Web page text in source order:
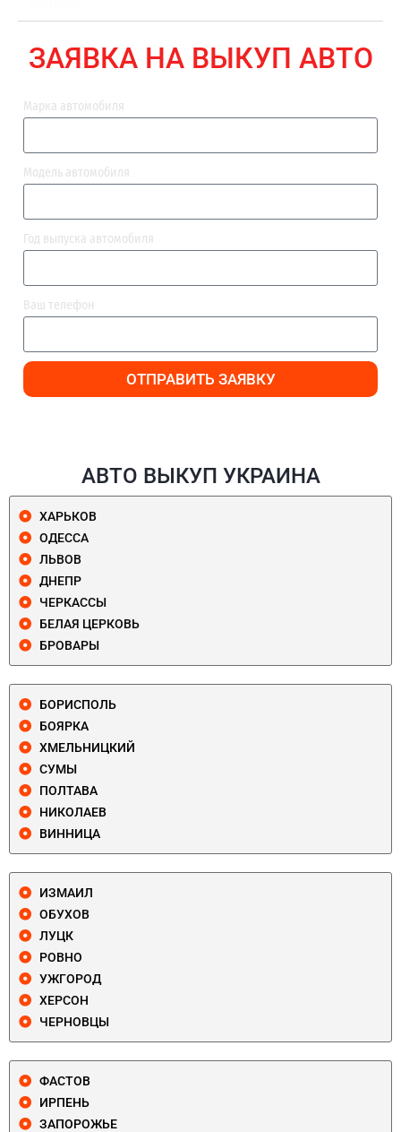
ЗАЯВКА НА ВЫКУП АВТО
Марка автомобиля
Модель автомобиля
Год выпуска автомобиля
Ваш телефон
ОТПРАВИТЬ ЗАЯВКУ
АВТО ВЫКУП УКРАИНА
ХАРЬКОВ
ОДЕССА
ЛЬВОВ
ДНЕПР
ЧЕРКАССЫ
БЕЛАЯ ЦЕРКОВЬ
БРОВАРЫ
БОРИСПОЛЬ
БОЯРКА
ХМЕЛЬНИЦКИЙ
СУМЫ
ПОЛТАВА
НИКОЛАЕВ
ВИННИЦА
ИЗМАИЛ
ОБУХОВ
ЛУЦК
РОВНО
УЖГОРОД
ХЕРСОН
ЧЕРНОВЦЫ
ФАСТОВ
ИРПЕНЬ
ЗАПОРОЖЬЕ